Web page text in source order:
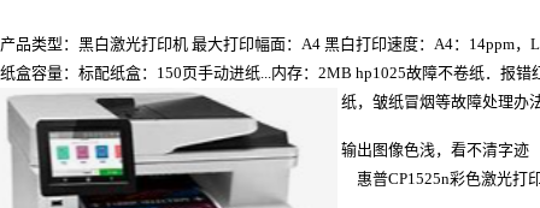
产品类型：黑白激光打印机 最大打印幅面：A4 黑白打印速度：A4：14ppm
纸盒容量：标配纸盒：150页手动进纸...内存：2MB hp1025故障不卷纸．报
纸，皱纸冒烟等故障处理办
输出图像色浅，看不清字迹
惠普CP1525n彩色激光打